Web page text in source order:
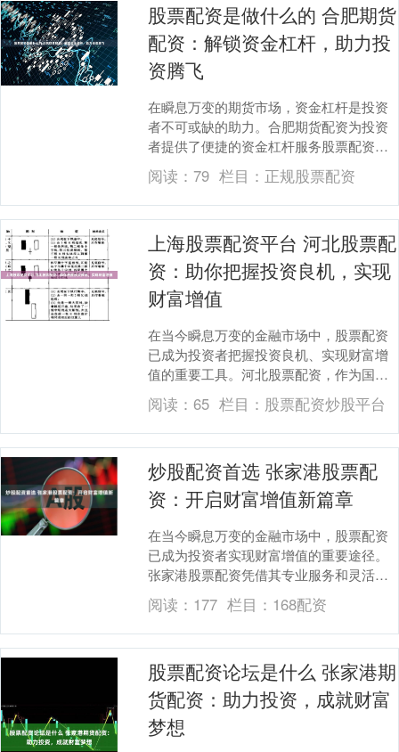
股票配资是做什么的 合肥期货
配资：解锁资金杠杆，助力投
资腾飞
在瞬息万变的期货市场，资金杠杆是投资
者不可或缺的助力。合肥期货配资为投资
者提供了便捷的资金杠杆服务股票配资是
做什么的，助力其把握市场机遇，实现投
资腾飞。 可靠的....
阅读：79 栏目： 正规股票配资
上海股票配资平台 河北股票配
资：助你把握投资良机，实现
财富增值
在当今瞬息万变的金融市场中，股票配资
已成为投资者把握投资良机、实现财富增
值的重要工具。河北股票配资，作为国内
领先的配资平台，为投资者提供专业、便
捷、安全的配资服....
阅读：65 栏目： 股票配资炒股平台
炒股配资首选 张家港股票配
资：开启财富增值新篇章
在当今瞬息万变的金融市场中，股票配资
已成为投资者实现财富增值的重要途径。
张家港股票配资凭借其专业服务和灵活的
融资方案炒股配资首选，为投资者提供了
开启财富新篇章的....
阅读： 177 栏目： 168配资
股票配资论坛是什么 张家港期
货配资：助力投资，成就财富
梦想